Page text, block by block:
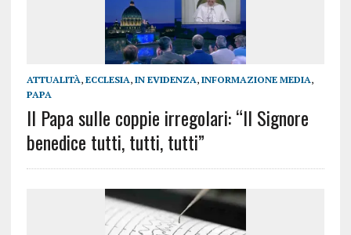
ATTUALITÀ, ECCLESIA, IN EVIDENZA, INFORMAZIONE MEDIA,
PAPA
Il Papa sulle coppie irregolari: “Il Signore
benedice tutti, tutti, tutti”